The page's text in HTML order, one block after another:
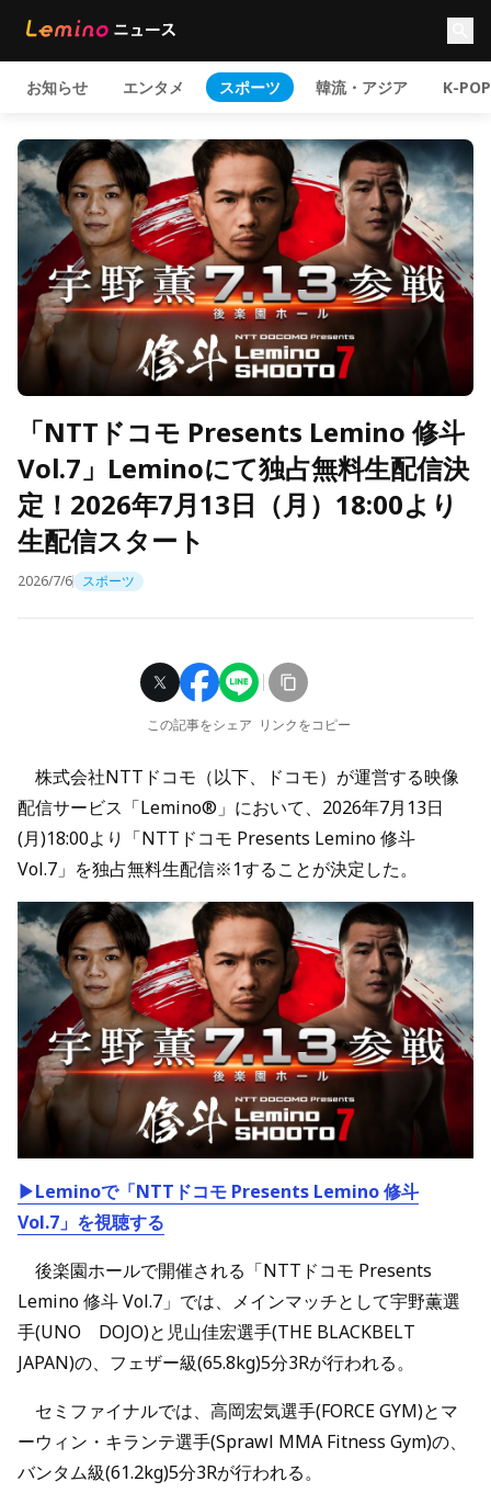
お知らせ エンタメ スポーツ 韓流・アジア K-POP
「NTTドコモ Presents Lemino 修斗
Vol.7」Leminoにて独占無料生配信決
定！2026年7月13日（月）18:00より
生配信スタート
2026/7/6 スポーツ
この記事をシェア リンクをコピー
株式会社NTTドコモ（以下、ドコモ）が運営する映像
配信サービス「Lemino®」において、2026年7月13日
(月)18:00より「NTTドコモ Presents Lemino 修斗
Vol.7」を独占無料生配信※1することが決定した。
▶Leminoで「NTTドコモ Presents Lemino 修斗
Vol.7」を視聴する
後楽園ホールで開催される「NTTドコモ Presents
Lemino 修斗 Vol.7」では、メインマッチとして宇野薫選
手(UNO DOJO)と児山佳宏選手(THE BLACKBELT
JAPAN)の、フェザー級(65.8kg)5分3Rが行われる。
セミファイナルでは、高岡宏気選手(FORCE GYM)とマ
ーウィン・キランテ選手(Sprawl MMA Fitness Gym)の、
バンタム級(61.2kg)5分3Rが行われる。